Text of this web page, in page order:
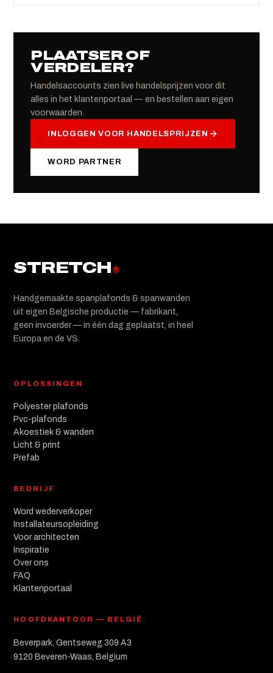
PLAATSER OF
VERDELER?
Handelsaccounts zien live handelsprijzen voor dit
alles in het klantenportaal — en bestellen aan eigen
voorwaarden.
INLOGGEN VOOR HANDELSPRIJZEN
WORD PARTNER
STRETCH®
Handgemaakte spanplafonds & spanwanden
uit eigen Belgische productie — fabrikant,
geen invoerder — in één dag geplaatst, in heel
Europa en de VS.
OPLOSSINGEN
Polyester plafonds
Pvc-plafonds
Akoestiek & wanden
Licht & print
Prefab
BEDRIJF
Word wederverkoper
Installateursopleiding
Voor architecten
Inspiratie
Over ons
FAQ
Klantenportaal
HOOFDKANTOOR — BELGIË
Beverpark, Gentseweg 309 A3
9120 Beveren-Waas, Belgium